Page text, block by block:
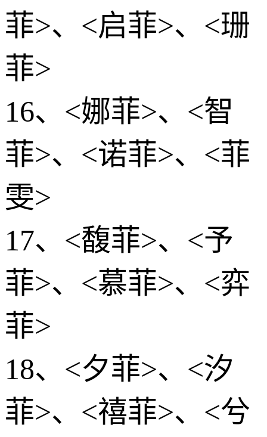
菲>、<启菲>、<珊
菲>
16、<娜菲>、<智
菲>、<诺菲>、<菲
雯>
17、<馥菲>、<予
菲>、<慕菲>、<弈
菲>
18、<夕菲>、<汐
菲>、<禧菲>、<兮